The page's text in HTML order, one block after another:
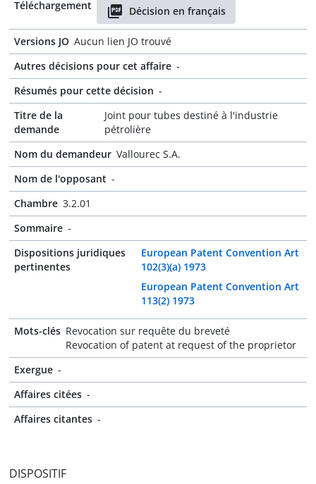
Téléchargement
Décision en français
Versions JO Aucun lien JO trouvé
Autres décisions pour cet affaire -
Résumés pour cette décision -
Titre de la
demande
Joint pour tubes destiné à l'industrie
pétrolière
Nom du demandeur Vallourec S.A.
Nom de l'opposant -
Chambre 3.2.01
Sommaire -
Dispositions juridiques
pertinentes
European Patent Convention Art
102(3)(a) 1973
European Patent Convention Art
113(2) 1973
Mots-clés Revocation sur requête du breveté
Revocation of patent at request of the proprietor
Exergue -
Affaires citées -
Affaires citantes -
DISPOSITIF